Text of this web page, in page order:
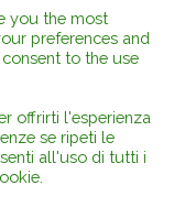
ISSN 1974-9562
della Qualità della
Accreditamento ( AVA
);
del Foro Italiano Abbr.
you the most
preferences and
to the use
offrirti l'esperienza
se ripeti le
all'uso di tutti i